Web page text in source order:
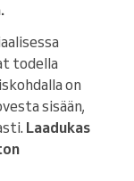
todella
on
sisään,
Laadukas